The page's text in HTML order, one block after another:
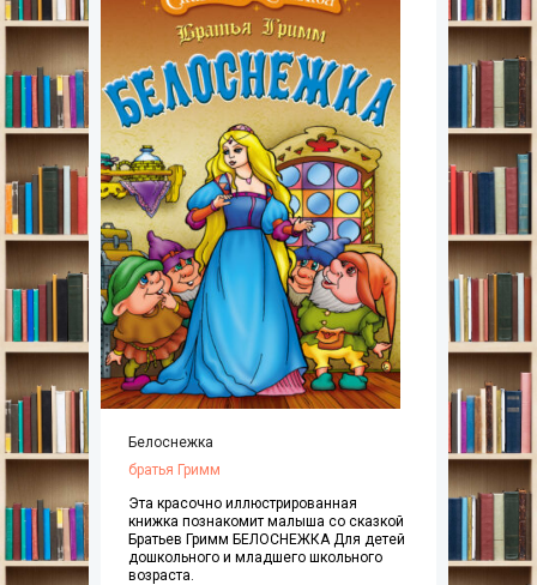
Белоснежка
братья Гримм
Эта красочно иллюстрированная
книжка познакомит малыша со сказкой
Братьев Гримм БЕЛОСНЕЖКА Для детей
дошкольного и младшего школьного
возраста.